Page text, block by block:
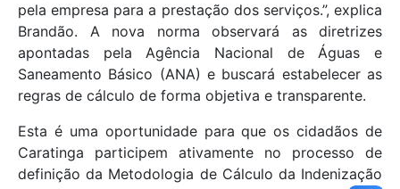
pela empresa para a prestação dos serviços.”, explica
Brandão. A nova norma observará as diretrizes
apontadas pela Agência Nacional de Águas e
Saneamento Básico (ANA) e buscará estabelecer as
regras de cálculo de forma objetiva e transparente.
Esta é uma oportunidade para que os cidadãos de
Caratinga participem ativamente no processo de
definição da Metodologia de Cálculo da Indenização